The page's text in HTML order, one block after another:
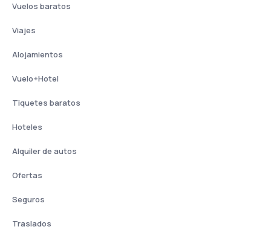
Vuelos baratos
Viajes
Alojamientos
Vuelo+Hotel
Tiquetes baratos
Hoteles
Alquiler de autos
Ofertas
Seguros
Traslados